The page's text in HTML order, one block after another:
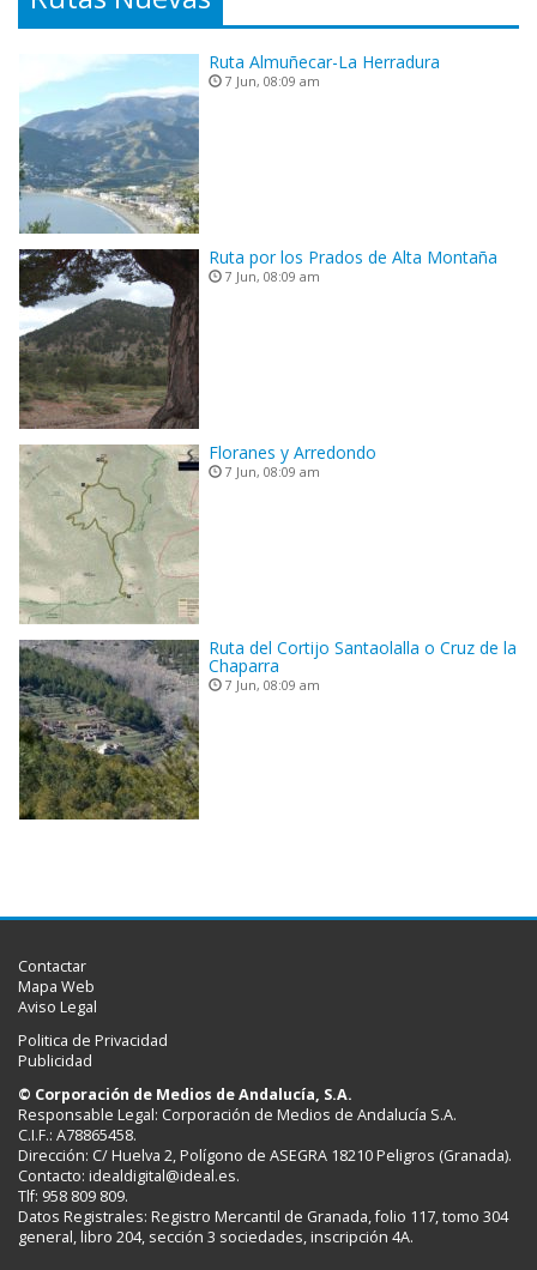
Ruta Almuñecar-La Herradura
7 Jun, 08:09 am
Ruta por los Prados de Alta Montaña
7 Jun, 08:09 am
Floranes y Arredondo
7 Jun, 08:09 am
Ruta del Cortijo Santaolalla o Cruz de la
Chaparra
7 Jun, 08:09 am
Contactar
Mapa Web
Aviso Legal
Politica de Privacidad
Publicidad
© Corporación de Medios de Andalucía, S.A.
Responsable Legal: Corporación de Medios de Andalucía S.A.
C.I.F.: A78865458.
Dirección: C/ Huelva 2, Polígono de ASEGRA 18210 Peligros (Granada).
Contacto: idealdigital@ideal.es.
Tlf: 958 809 809.
Datos Registrales: Registro Mercantil de Granada, folio 117, tomo 304
general, libro 204, sección 3 sociedades, inscripción 4A.